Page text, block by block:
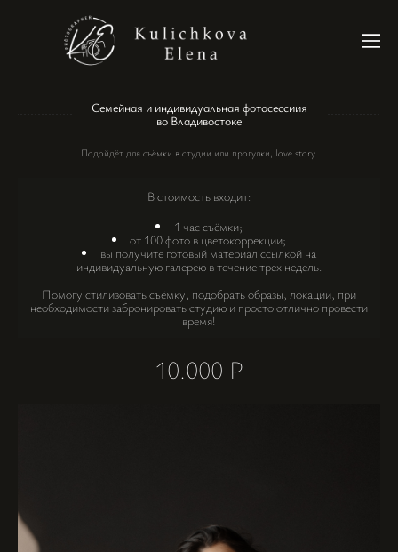
Семейная и индивидуальная фотосессиия
во Владивостоке
Подойдёт для съёмки в студии или прогулки, love story
В стоимость входит:
1 час съёмки;
от 100 фото в цветокоррекции;
вы получите готовый материал ссылкой на
индивидуальную галерею в течение трех недель.
Помогу стилизовать съёмку, подобрать образы, локации, при
необходимости забронировать студию и просто отлично провести
время!
10.000 Р